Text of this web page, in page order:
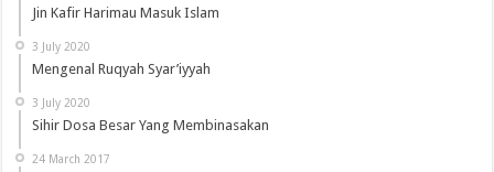
Jin Kafir Harimau Masuk Islam
3 July 2020
Mengenal Ruqyah Syar’iyyah
3 July 2020
Sihir Dosa Besar Yang Membinasakan
24 March 2017